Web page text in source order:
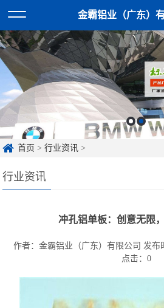
金霸铝业（广东）
首页 >行业资讯 >
行业资讯
冲孔铝单板：创意无限
作者：金霸铝业（广东）有限公司 发布
点击： 0